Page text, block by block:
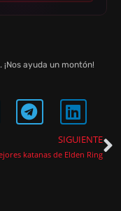
ayuda un montón!
SIGUIENTE
katanas de Elden Ring